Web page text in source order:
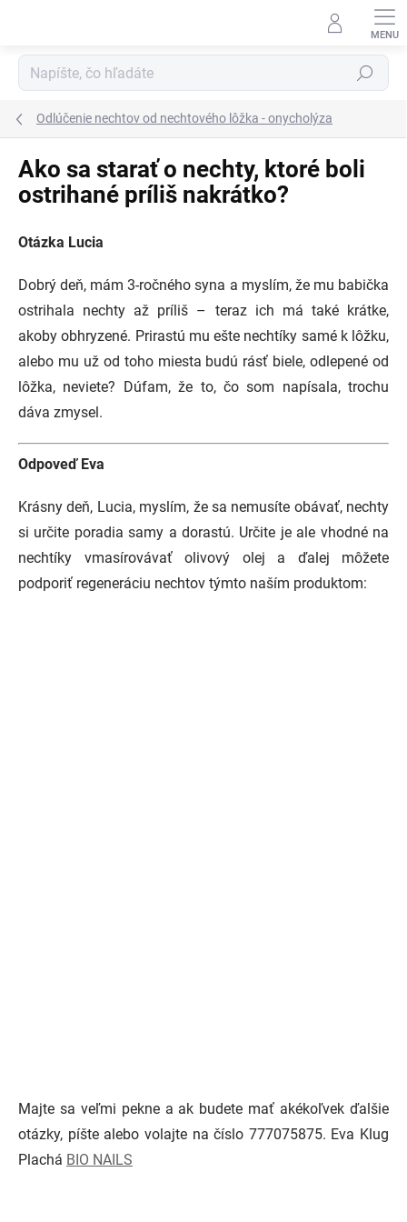
Hľadať
Odlúčenie nechtov od nechtového lôžka - onycholýza
Ako sa starať o nechty, ktoré boli
ostrihané príliš nakrátko?
Otázka Lucia
Dobrý deň, mám 3-ročného syna a myslím, že mu babička
ostrihala nechty až príliš – teraz ich má také krátke,
akoby obhryzené. Prirastú mu ešte nechtíky samé k lôžku,
alebo mu už od toho miesta budú rásť biele, odlepené od
lôžka, neviete? Dúfam, že to, čo som napísala, trochu
dáva zmysel.
Odpoveď Eva
Krásny deň, Lucia, myslím, že sa nemusíte obávať, nechty
si určite poradia samy a dorastú. Určite je ale vhodné na
nechtíky vmasírovávať olivový olej a ďalej môžete
podporiť regeneráciu nechtov týmto naším produktom:
Majte sa veľmi pekne a ak budete mať akékoľvek ďalšie
otázky, píšte alebo volajte na číslo 777075875. Eva Klug
Plachá BIO NAILS